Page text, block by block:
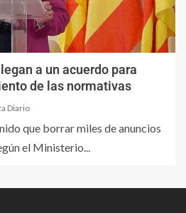
a un acuerdo para
de las normativas
Diario
que borrar miles de anuncios
el Ministerio...